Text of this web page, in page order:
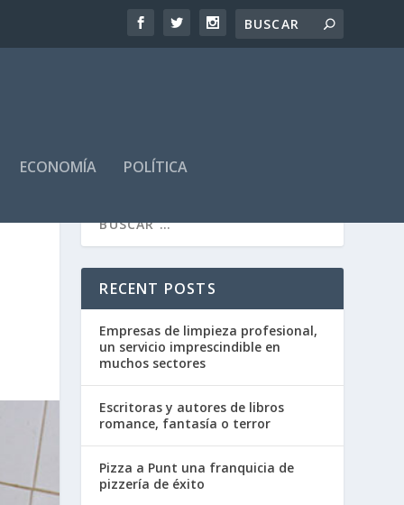
ECONOMÍA POLÍTICA
RECENT POSTS
Empresas de limpieza profesional,
un servicio imprescindible en
muchos sectores
Escritoras y autores de libros
romance, fantasía o terror
Pizza a Punt una franquicia de
pizzería de éxito